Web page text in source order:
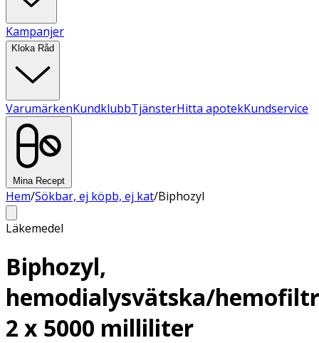
Kampanjer
Kloka Råd
VarumärkenKundklubbTjänsterHitta apotekKundservice
Mina Recept
Hem/Sökbar, ej köpb, ej kat/Biphozyl
Läkemedel
Biphozyl,
hemodialysvätska/
2 x 5000 milliliter